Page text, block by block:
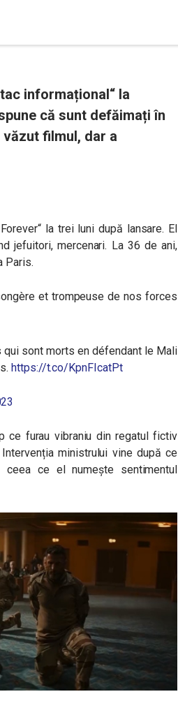
informațional“ la
că sunt defăimați în
văzut filmul, dar a
“la trei luni după lansare. El
jefuitori, mercenari. La 36 de ani,
Paris.
et trompeuse de nos forces
sont morts en défendant le Mali
https://t.co/KpnFIcatPt
ce furau vibraniu din regatul fictiv
ministrului vine după ce
ce el numește sentimentul